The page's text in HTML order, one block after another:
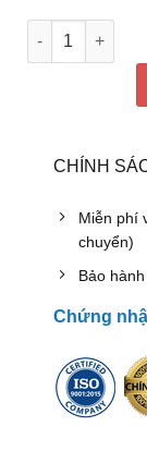
DKTT-03 | Kệ
CHÍNH
Miễn phí
chuyển)
Bảo
Chứng